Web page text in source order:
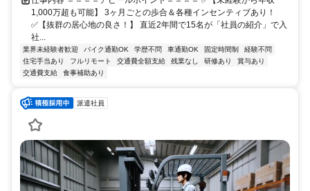
1,000万超も可能】 3ヶ月ごとの歩合＆各種インセンティブあり！
✅【抜群の居心地の良さ！】 直近2年間で15名が「社員の紹介」で入
社...
業界未経験者歓迎 バイク通勤OK 学歴不問 車通勤OK 固定時間制
経験不問
住宅手当あり
フルリモート 交通費全額支給 残業なし 研修あり
賞与あり
交通費支給
食事補助あり
派遣社員